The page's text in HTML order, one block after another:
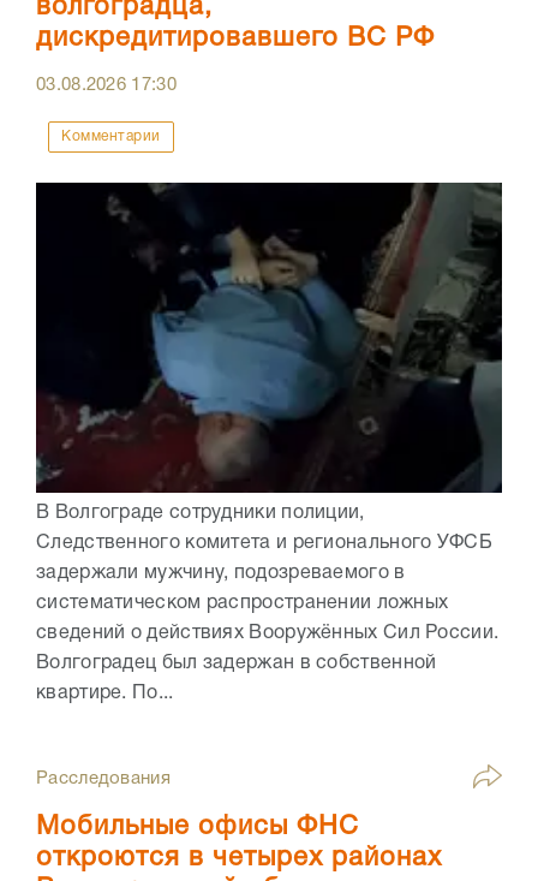
волгоградца,
дискредитировавшего ВС РФ
03.08.2026 17:30
Комментарии
В Волгограде сотрудники полиции,
Следственного комитета и регионального УФСБ
задержали мужчину, подозреваемого в
систематическом распространении ложных
сведений о действиях Вооружённых Сил России.
Волгоградец был задержан в собственной
квартире. По...
Расследования
Мобильные офисы ФНС
откроются в четырех районах